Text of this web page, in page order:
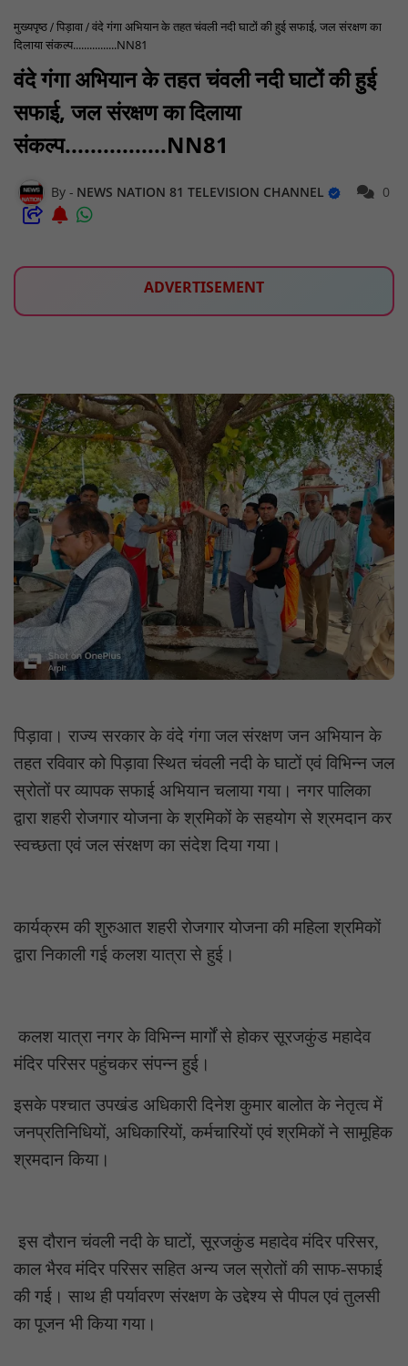
मुख्यपृष्ठ पिड़ावा वंदे गंगा अभियान के तहत चंवली नदी घाटों की हुई सफाई, जल संरक्षण का
दिलाया संकल्प................NN81
वंदे गंगा अभियान के तहत चंवली नदी घाटों की हुई
सफाई, जल संरक्षण का दिलाया
संकल्प................NN81
NEWS NATION 81 TELEVISION CHANNEL 0
ADVERTISEMENT
पिड़ावा। राज्य सरकार के वंदे गंगा जल संरक्षण जन अभियान के
तहत रविवार को पिड़ावा स्थित चंवली नदी के घाटों एवं विभिन्न जल
स्रोतों पर व्यापक सफाई अभियान चलाया गया। नगर पालिका
द्वारा शहरी रोजगार योजना के श्रमिकों के सहयोग से श्रमदान कर
स्वच्छता एवं जल संरक्षण का संदेश दिया गया।
कार्यक्रम की शुरुआत शहरी रोजगार योजना की महिला श्रमिकों
द्वारा निकाली गई कलश यात्रा से हुई।
कलश यात्रा नगर के विभिन्न मार्गों से होकर सूरजकुंड महादेव
मंदिर परिसर पहुंचकर संपन्न हुई।
इसके पश्चात उपखंड अधिकारी दिनेश कुमार बालोत के नेतृत्व में
जनप्रतिनिधियों, अधिकारियों, कर्मचारियों एवं श्रमिकों ने सामूहिक
श्रमदान किया।
इस दौरान चंवली नदी के घाटों, सूरजकुंड महादेव मंदिर परिसर,
काल भैरव मंदिर परिसर सहित अन्य जल स्रोतों की साफ-सफाई
की गई। साथ ही पर्यावरण संरक्षण के उद्देश्य से पीपल एवं तुलसी
का पूजन भी किया गया।